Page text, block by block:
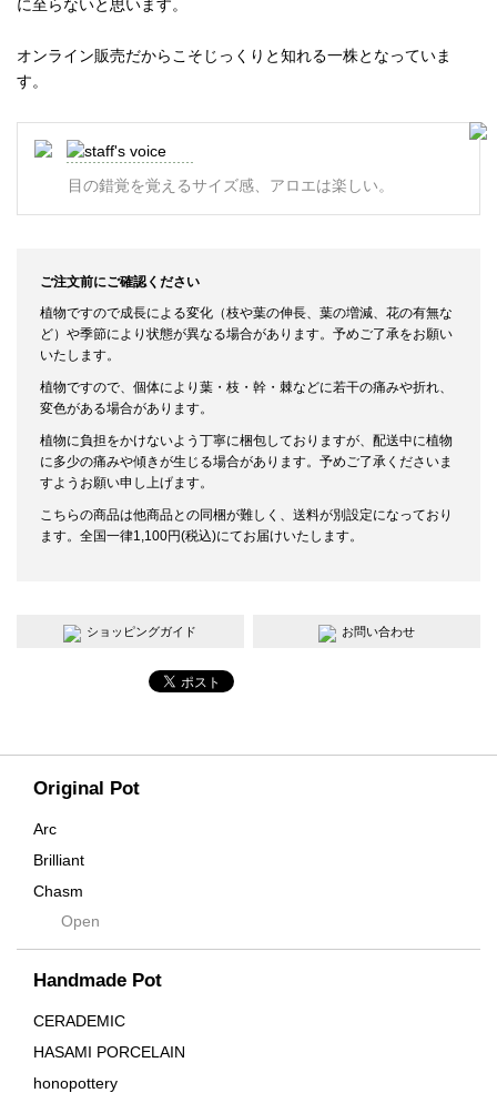
Original Pot
Arc
Brilliant
Chasm
Contra
Cream
Crown
Distortion
Drop
DUNE
Open
Handmade Pot
CERADEMIC
HASAMI PORCELAIN
honopottery
に至らないと思います。
オンライン販売だからこそじっくりと知れる一株となっていま
す。
目の錯覚を覚えるサイズ感、アロエは楽しい。
ご注文前にご確認ください
植物ですので成長による変化（枝や葉の伸長、葉の増減、花の有無な
ど）や季節により状態が異なる場合があります。予めご了承をお願い
いたします。
植物ですので、個体により葉・枝・幹・棘などに若干の痛みや折れ、
変色がある場合があります。
植物に負担をかけないよう丁寧に梱包しておりますが、配送中に植物
に多少の痛みや傾きが生じる場合があります。予めご了承くださいま
すようお願い申し上げます。
こちらの商品は他商品との同梱が難しく、送料が別設定になっており
ます。全国一律1,100円(税込)にてお届けいたします。
ショッピングガイド お問い合わせ